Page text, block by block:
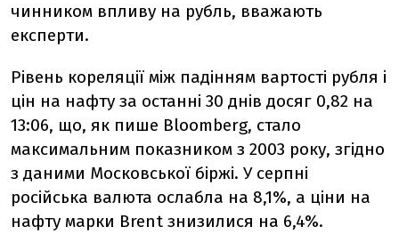
чинником впливу на рубль, вважають
експерти.
Рівень кореляції між падінням вартості рубля і
цін на нафту за останні 30 днів досяг 0,82 на
13:06, що, як пише Bloomberg, стало
максимальним показником з 2003 року, згідно
з даними Московської біржі. У серпні
російська валюта ослабла на 8,1%, а ціни на
нафту марки Brent знизилися на 6,4%.